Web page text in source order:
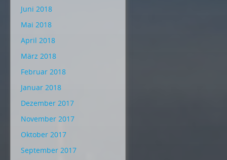
Juni 2018
Mai 2018
April 2018
März 2018
Februar 2018
Januar 2018
Dezember 2017
November 2017
Oktober 2017
September 2017